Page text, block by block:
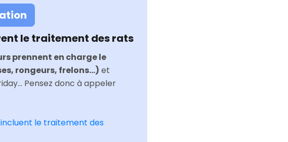
le traitement des rats
prennent en charge le
rongeurs, frelons...) et
Pensez donc à appeler
le traitement des